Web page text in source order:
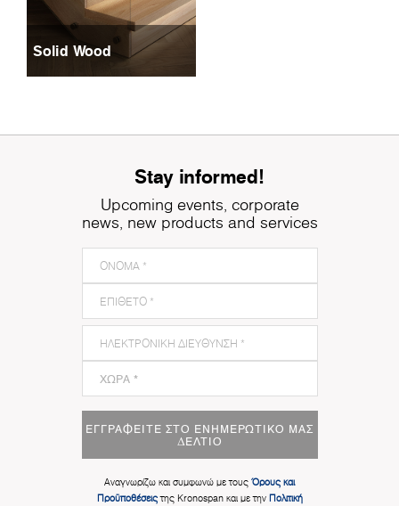
Solid Wood
Stay informed!
Upcoming events, corporate
news, new products and services
ΕΓΓΡΑΦΕΊΤΕ ΣΤΟ ΕΝΗΜΕΡΩΤΙΚΌ ΜΑΣ
ΔΕΛΤΊΟ
Αναγνωρίζω και συμφωνώ με τους Όρους και
Προϋποθέσειςτης Kronospan και με την Πολιτική